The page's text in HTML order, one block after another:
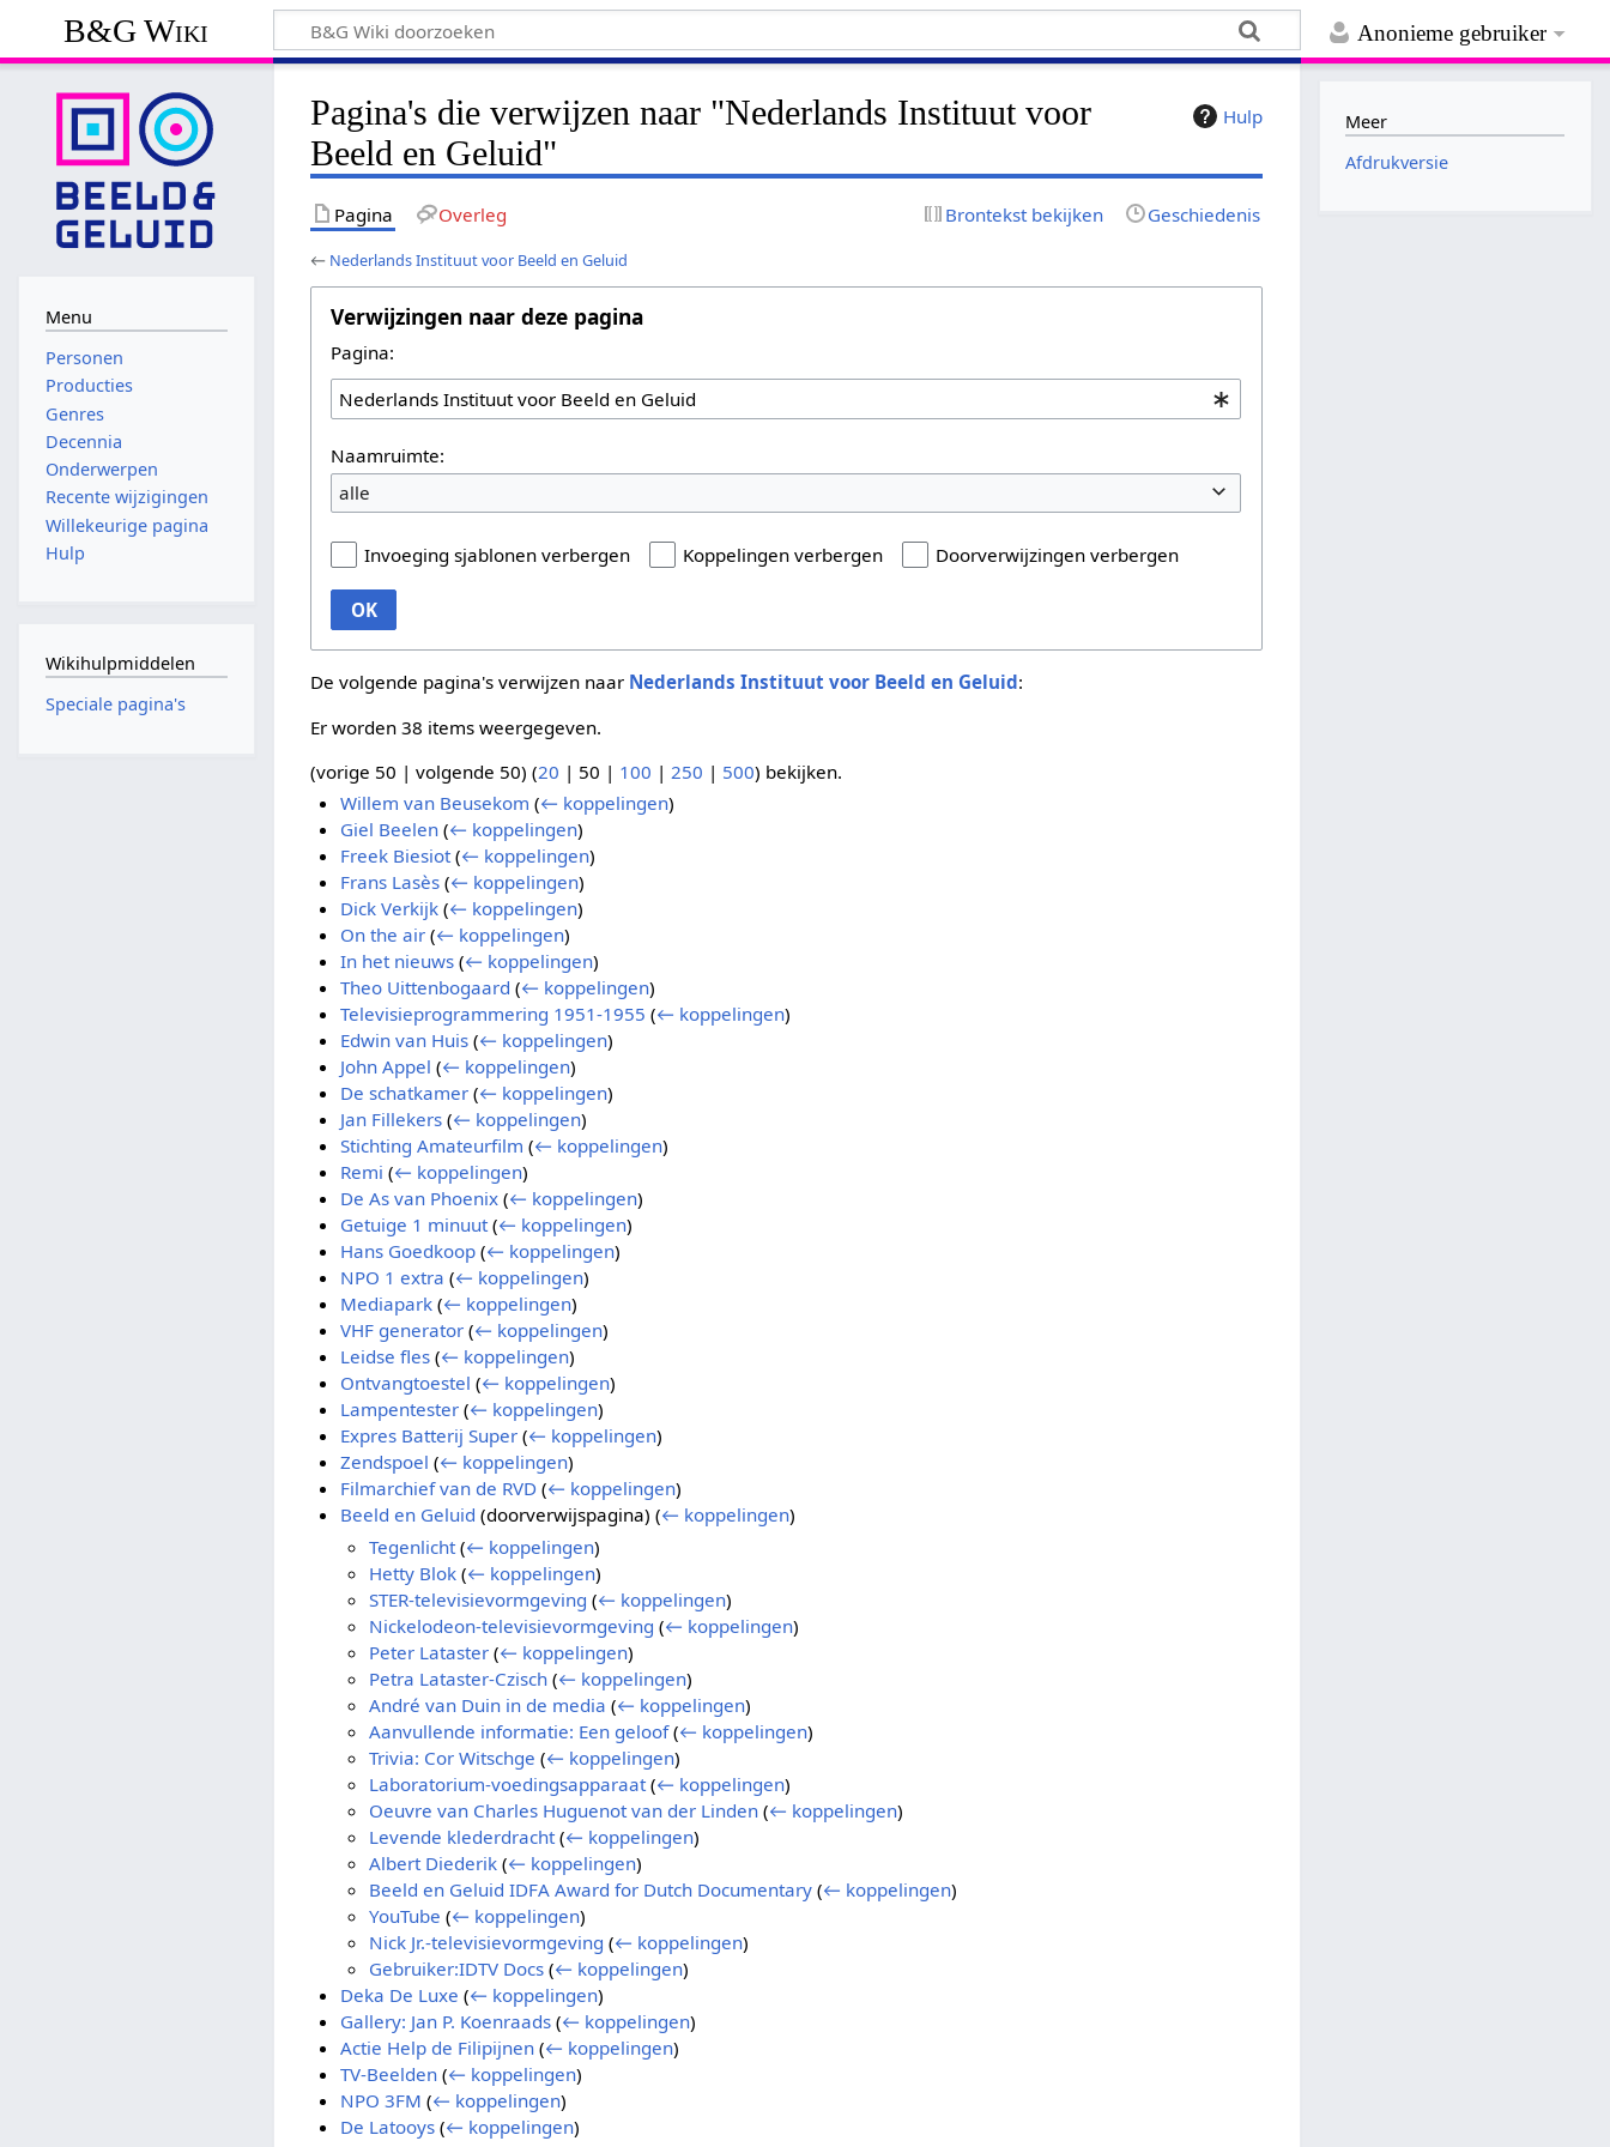
Anonieme gebruiker
B&G Wiki
Hulp
Pagina's die verwijzen naar "Nederlands Instituut voor
Beeld en Geluid"
Pagina Overleg Brontekst bekijken Geschiedenis
← Nederlands Instituut voor Beeld en Geluid
Verwijzingen naar deze pagina
Pagina:
Naamruimte:
alle
Invoeging sjablonen verbergen Koppelingen verbergen Doorverwijzingen verbergen
OK
De volgende pagina's verwijzen naar Nederlands Instituut voor Beeld en Geluid:
Er worden 38 items weergegeven.
(vorige 50 |volgende 50) (20 | 50 | 100 | 250 | 500) bekijken.
Willem van Beusekom (← koppelingen)
Giel Beelen (← koppelingen)
Freek Biesiot (← koppelingen)
Frans Lasès (← koppelingen)
Dick Verkijk (← koppelingen)
On the air (← koppelingen)
In het nieuws (← koppelingen)
Theo Uittenbogaard (← koppelingen)
Televisieprogrammering 1951-1955 (← koppelingen)
Edwin van Huis (← koppelingen)
John Appel (← koppelingen)
De schatkamer (← koppelingen)
Jan Fillekers (← koppelingen)
Stichting Amateurfilm (← koppelingen)
Remi (← koppelingen)
De As van Phoenix (← koppelingen)
Getuige 1 minuut (← koppelingen)
Hans Goedkoop (← koppelingen)
NPO 1 extra (← koppelingen)
Mediapark (← koppelingen)
VHF generator (← koppelingen)
Leidse fles (← koppelingen)
Ontvangtoestel (← koppelingen)
Lampentester (← koppelingen)
Expres Batterij Super (← koppelingen)
Zendspoel (← koppelingen)
Filmarchief van de RVD (← koppelingen)
Beeld en Geluid (doorverwijspagina) (← koppelingen)
Tegenlicht (← koppelingen)
Hetty Blok (← koppelingen)
STER-televisievormgeving (← koppelingen)
Nickelodeon-televisievormgeving (← koppelingen)
Peter Lataster (← koppelingen)
Petra Lataster-Czisch (← koppelingen)
André van Duin in de media (← koppelingen)
Aanvullende informatie: Een geloof (← koppelingen)
Trivia: Cor Witschge (← koppelingen)
Laboratorium-voedingsapparaat (← koppelingen)
Oeuvre van Charles Huguenot van der Linden (← koppelingen)
Levende klederdracht (← koppelingen)
Albert Diederik (← koppelingen)
Beeld en Geluid IDFA Award for Dutch Documentary (← koppelingen)
YouTube (← koppelingen)
Nick Jr.-televisievormgeving (← koppelingen)
Gebruiker:IDTV Docs (← koppelingen)
Deka De Luxe (← koppelingen)
Gallery: Jan P. Koenraads (← koppelingen)
Actie Help de Filipijnen (← koppelingen)
TV-Beelden (← koppelingen)
NPO 3FM (← koppelingen)
De Latooys (← koppelingen)
Menu
Personen
Producties
Genres
Decennia
Onderwerpen
Recente wijzigingen
Willekeurige pagina
Hulp
Wikihulpmiddelen
Speciale pagina's
Meer
Afdrukversie